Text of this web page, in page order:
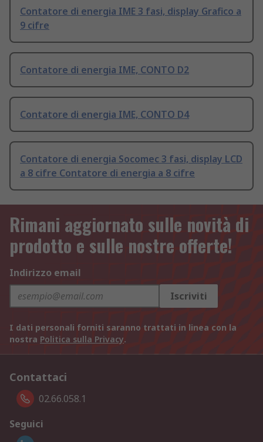
Contatore di energia IME 3 fasi, display Grafico a
9 cifre
Contatore di energia IME, CONTO D2
Contatore di energia IME, CONTO D4
Contatore di energia Socomec 3 fasi, display LCD
a 8 cifre Contatore di energia a 8 cifre
Rimani aggiornato sulle novità di
prodotto e sulle nostre offerte!
Indirizzo email
Iscriviti
I dati personali forniti saranno trattati in linea con la
nostra Politica sulla Privacy.
Contattaci
02.66.058.1
Seguici